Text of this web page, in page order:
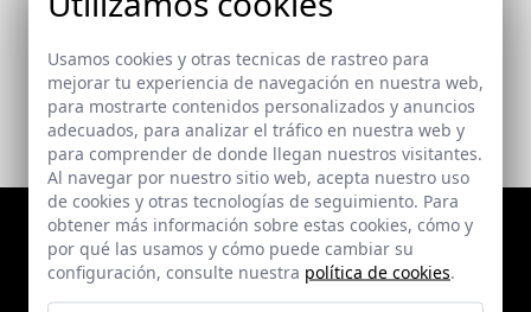
Zahora
Usamos cookies y otras tecnicas de rastreo para
mejorar tu experiencia de navegación en nuestra web,
para mostrarte contenidos personalizados y anuncios
adecuados, para analizar el tráfico en nuestra web y
para comprender de donde llegan nuestros visitantes.
Al navegar por nuestro sitio web, acepta nuestro uso
de cookies y otras tecnologías de seguimiento. Para
obtener más información sobre estas cookies, cómo y
por qué las usamos y cómo puede cambiar su
configuración, consulte nuestra política de cookies.